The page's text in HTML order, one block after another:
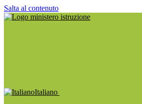
Salta al contenuto
Italiano